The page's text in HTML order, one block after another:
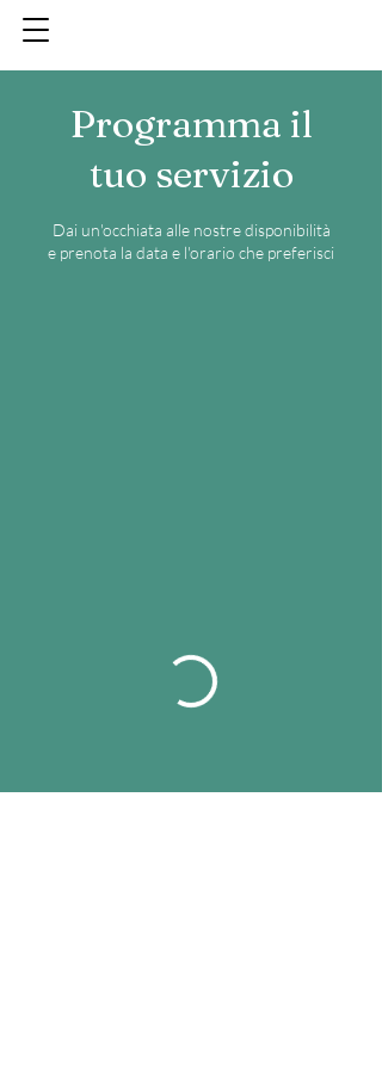
Programma il
tuo servizio
Dai un'occhiata alle nostre disponibilità
e prenota la data e l'orario che preferisci